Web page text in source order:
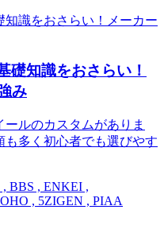
礎知識をおさらい！
み
ルのカスタムがありま
多く初心者でも選びやす
, BBS , ENKEI ,
, 5ZIGEN , PIAA